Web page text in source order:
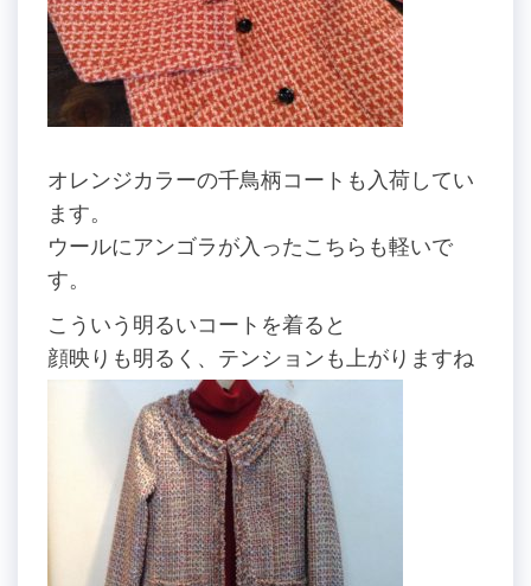
オレンジカラーの千鳥柄コートも入荷してい
ます。
ウールにアンゴラが入ったこちらも軽いで
す。
こういう明るいコートを着ると
顔映りも明るく、テンションも上がりますね